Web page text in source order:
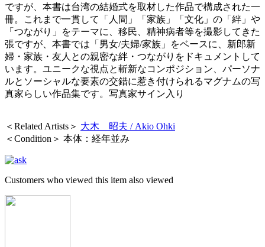
ですが、本書は台湾の結婚式を取材した作品で構成された一
冊。これまで一貫して「人間」「家族」「文化」の「絆」や
「つながり」をテーマに、移民、精神病者等を撮影してきた
張ですが、本書では「男女/夫婦/家族」をベースに、新郎新
婦・家族・友人との親密な絆・つながりをドキュメントして
います。ユニークな視点と斬新なコンポジション、パーソナ
ルとソーシャルな要素の交錯に惹き付けられるマグナムの写
真家らしい作品集です。 写真家サイン入り
＜Related Artists＞ 大木 昭夫 / Akio Ohki
＜Condition＞ 本体：経年並み
Customers who viewed this item also viewed